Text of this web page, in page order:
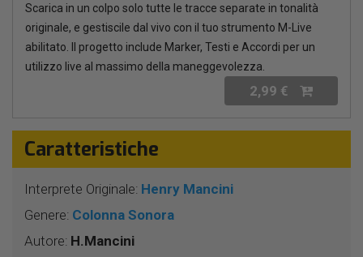
Scarica in un colpo solo tutte le tracce separate in tonalità
originale, e gestiscile dal vivo con il tuo strumento M-Live
abilitato. Il progetto include Marker, Testi e Accordi per un
utilizzo live al massimo della maneggevolezza.
2,99 €
Caratteristiche
Interprete Originale: Henry Mancini
Genere: Colonna Sonora
Autore: H.Mancini